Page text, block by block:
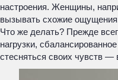
настроения. Женщины,
вызывать схожие
Что же делать? Прежде
нагрузки,
стесняться своих чувств —